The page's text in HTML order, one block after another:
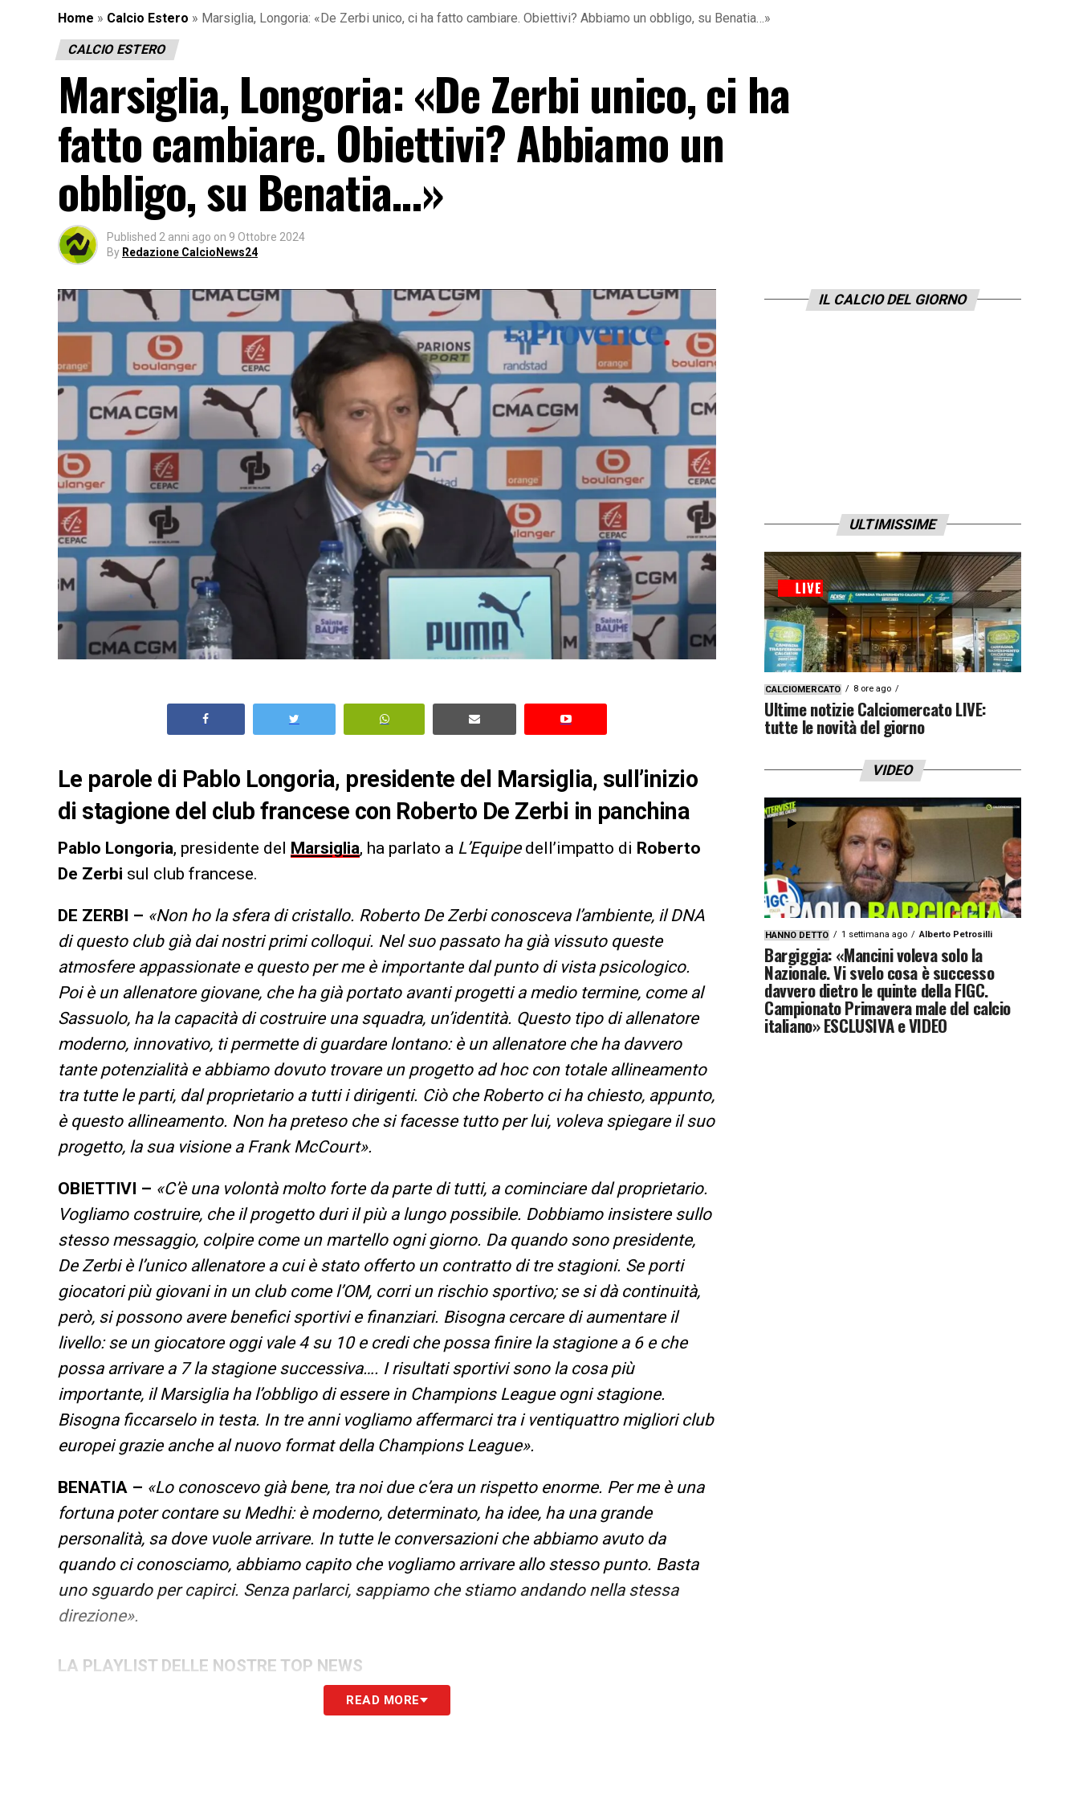
Home » Calcio Estero » Marsiglia, Longoria: «De Zerbi unico, ci ha fatto cambiare. Obiettivi? Abbiamo un obbligo, su Benatia…»
CALCIO ESTERO
Marsiglia, Longoria: «De Zerbi unico, ci ha
fatto cambiare. Obiettivi? Abbiamo un
obbligo, su Benatia…»
Published 2 anni ago on 9 Ottobre 2024
By Redazione CalcioNews24
Le parole di Pablo Longoria, presidente del Marsiglia, sull’inizio
di stagione del club francese con Roberto De Zerbi in panchina
Pablo Longoria, presidente del Marsiglia, ha parlato a L’Equipedell’impatto di Roberto
De Zerbi sul club francese.
DE ZERBI – «Non ho la sfera di cristallo. Roberto De Zerbi conosceva l’ambiente, ​​il DNA
di questo club già dai nostri primi colloqui. Nel suo passato ha già vissuto queste
atmosfere appassionate e questo per me è importante dal punto di vista psicologico.
Poi è un allenatore giovane, che ha già portato avanti progetti a medio termine, come al
Sassuolo, ha la capacità di costruire una squadra, un’identità. Questo tipo di allenatore
moderno, innovativo, ti permette di guardare lontano: è un allenatore che ha davvero
tante potenzialità e abbiamo dovuto trovare un progetto ad hoc con totale allineamento
tra tutte le parti, dal proprietario a tutti i dirigenti. Ciò che Roberto ci ha chiesto, appunto,
è questo allineamento. Non ha preteso che si facesse tutto per lui, voleva spiegare il suo
progetto, la sua visione a Frank McCourt».
OBIETTIVI – «C’è una volontà molto forte da parte di tutti, a cominciare dal proprietario.
Vogliamo costruire, che il progetto duri il più a lungo possibile. Dobbiamo insistere sullo
stesso messaggio, colpire come un martello ogni giorno. Da quando sono presidente,
De Zerbi è l’unico allenatore a cui è stato offerto un contratto di tre stagioni. Se porti
giocatori più giovani in un club come l’OM, corri un rischio sportivo; se si dà continuità,
però, si possono avere benefici sportivi e finanziari. Bisogna cercare di aumentare il
livello: se un giocatore oggi vale 4 su 10 e credi che possa finire la stagione a 6 e che
possa arrivare a 7 la stagione successiva…. I risultati sportivi sono la cosa più
importante, il Marsiglia ha l’obbligo di essere in Champions League ogni stagione.
Bisogna ficcarselo in testa. In tre anni vogliamo affermarci tra i ventiquattro migliori club
europei grazie anche al nuovo format della Champions League».
BENATIA – «Lo conoscevo già bene, tra noi due c’era un rispetto enorme. Per me è una
fortuna poter contare su Medhi: è moderno, determinato, ha idee, ha una grande
personalità, sa dove vuole arrivare. In tutte le conversazioni che abbiamo avuto da
quando ci conosciamo, abbiamo capito che vogliamo arrivare allo stesso punto. Basta
uno sguardo per capirci. Senza parlarci, sappiamo che stiamo andando nella stessa
direzione».
LA PLAYLIST DELLE NOSTRE TOP NEWS
READ MORE
IL CALCIO DEL GIORNO
ULTIMISSIME
CALCIOMERCATO 8 ore ago
Ultime notizie Calciomercato LIVE:
tutte le novità del giorno
VIDEO
HANNO DETTO 1 settimana ago Alberto Petrosilli
Bargiggia: «Mancini voleva solo la
Nazionale. Vi svelo cosa è successo
davvero dietro le quinte della FIGC.
Campionato Primavera male del calcio
italiano» ESCLUSIVA e VIDEO